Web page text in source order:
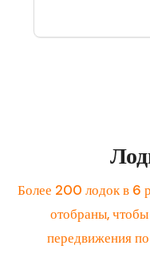
Более 200 лодок в 6
отобраны,
передвижения